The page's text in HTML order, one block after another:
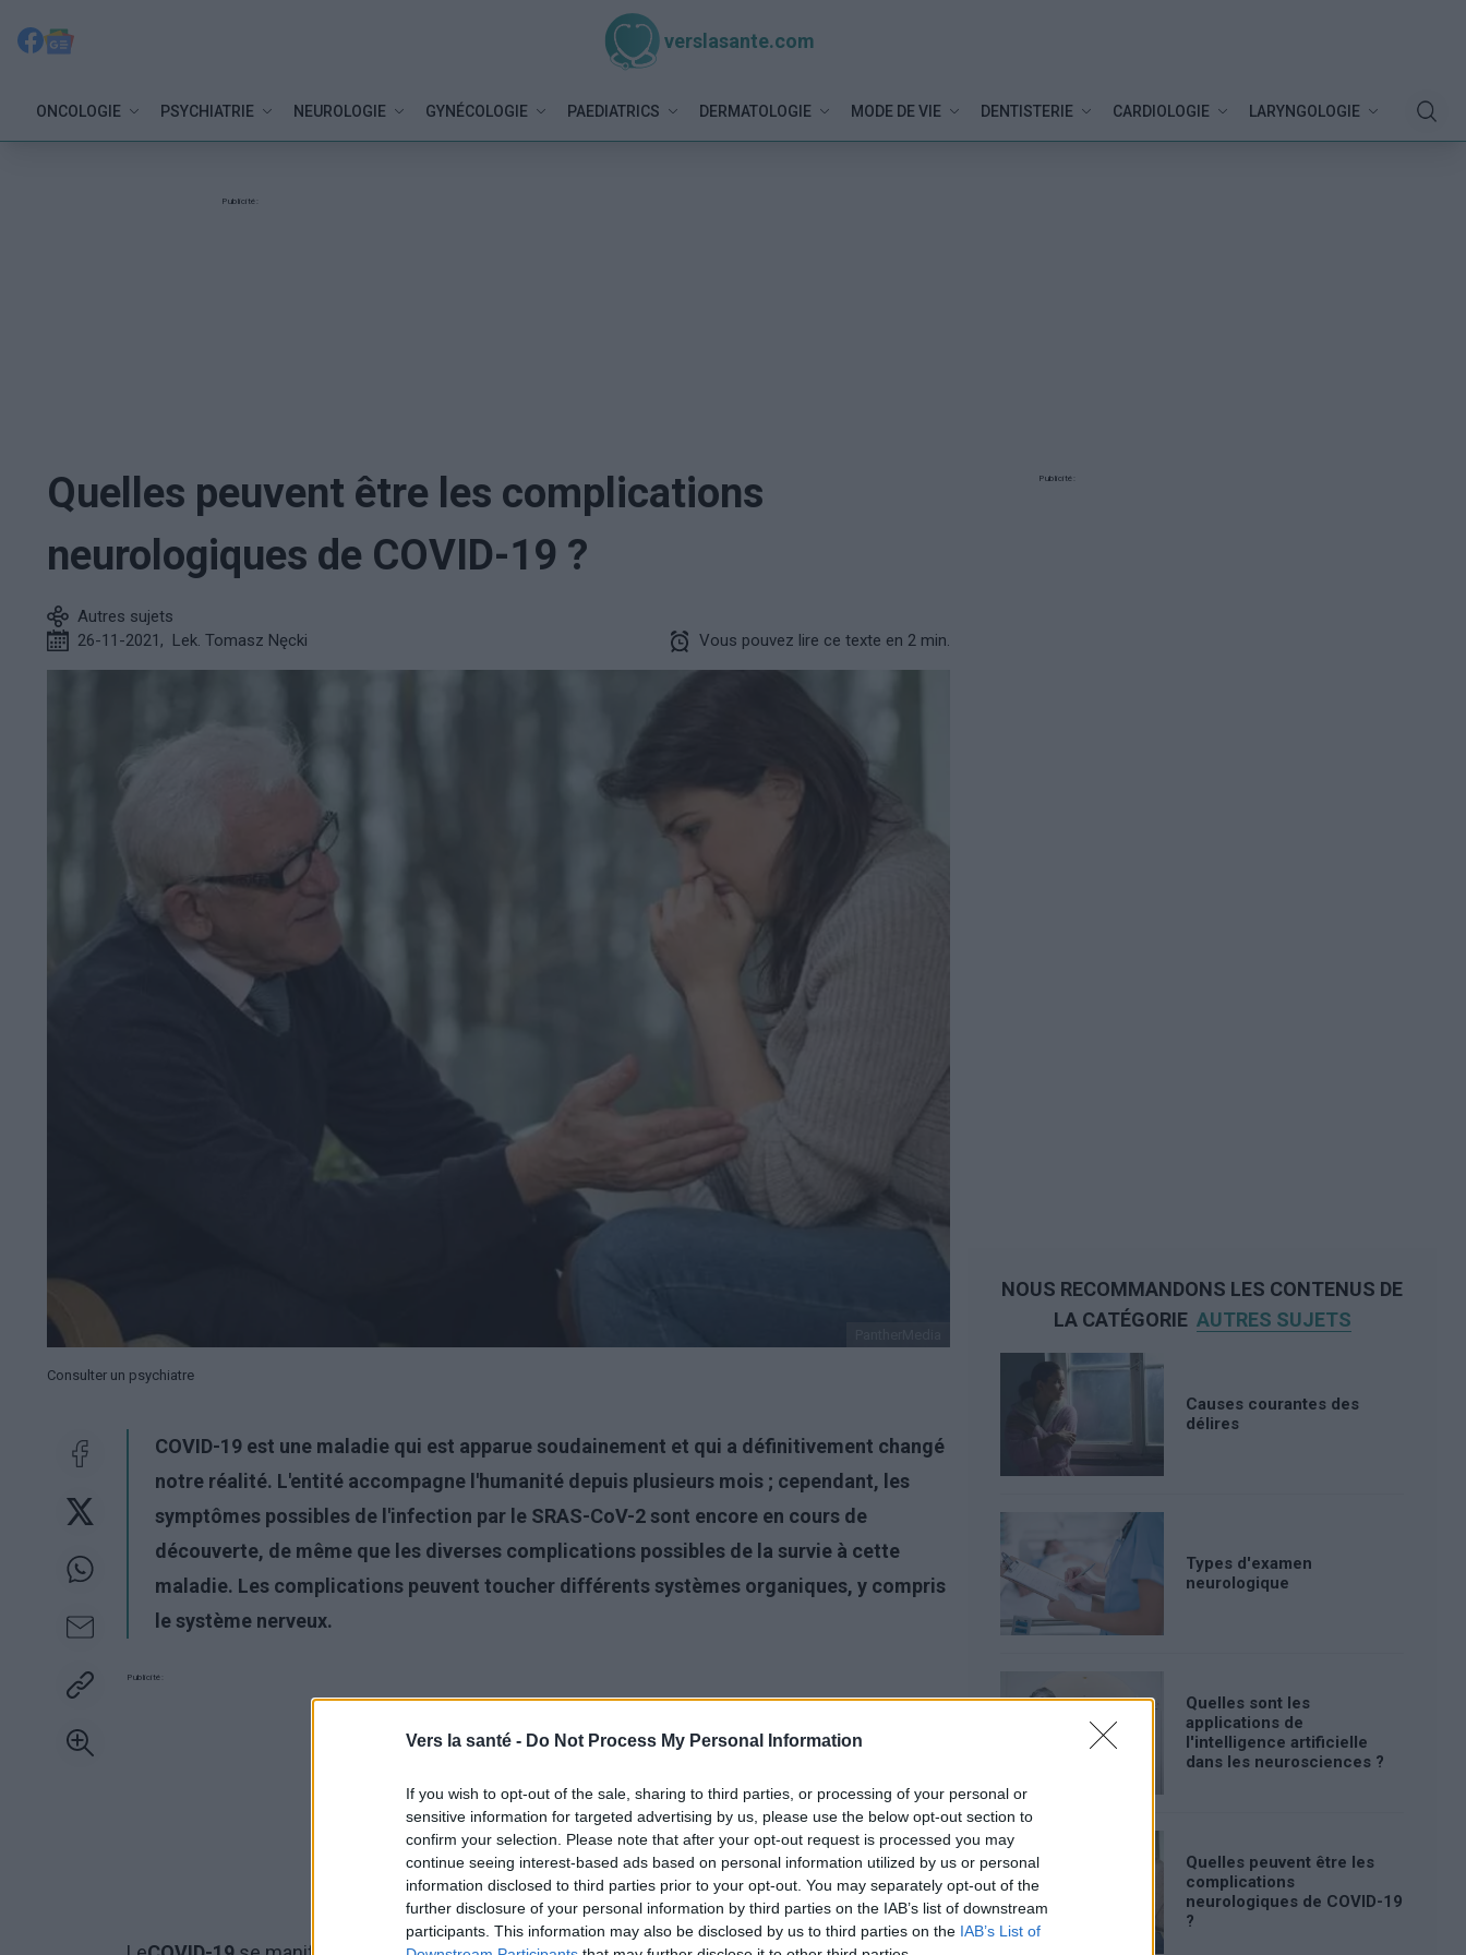
Vers la santé - Do Not Process My Personal Information
If you wish to opt-out of the sale, sharing to third parties, or processing of your personal or
sensitive information for targeted advertising by us, please use the below opt-out section to
confirm your selection. Please note that after your opt-out request is processed you may
continue seeing interest-based ads based on personal information utilized by us or personal
information disclosed to third parties prior to your opt-out. You may separately opt-out of the
further disclosure of your personal information by third parties on the IAB’s list of downstream
participants. This information may also be disclosed by us to third parties on the IAB’s List of
verslasante.com
ONCOLOGIE PSYCHIATRIE NEUROLOGIE GYNÉCOLOGIE PAEDIATRICS DERMATOLOGIE MODE DE VIE DENTISTERIE CARDIOLOGIE LARYNGOLOGIE
Publicité:
Quelles peuvent être les complications
neurologiques de COVID-19 ?
Autres sujets
26-11-2021 , Lek. Tomasz Nęcki Vous pouvez lire ce texte en 2 min.
Consulter un psychiatre
COVID-19 est une maladie qui est apparue soudainement et qui a définitivement changé
notre réalité. L'entité accompagne l'humanité depuis plusieurs mois ; cependant, les
symptômes possibles de l'infection par le SRAS-CoV-2 sont encore en cours de
découverte, de même que les diverses complications possibles de la survie à cette
maladie. Les complications peuvent toucher différents systèmes organiques, y compris
le système nerveux.
Publicité:
Publicité:
NOUS RECOMMANDONS LES CONTENUS DE
LA CATÉGORIE AUTRES SUJETS
Causes courantes des
délires
Types d'examen
neurologique
Quelles sont les
applications de
l'intelligence artificielle
dans les neurosciences ?
Quelles peuvent être les
complications
neurologiques de COVID-19
?